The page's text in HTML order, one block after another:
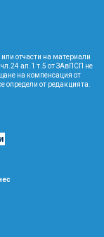
отчасти на материали
ал.1 т.5 от ЗАвПСП не
на компенсация от
определи от редакцията.